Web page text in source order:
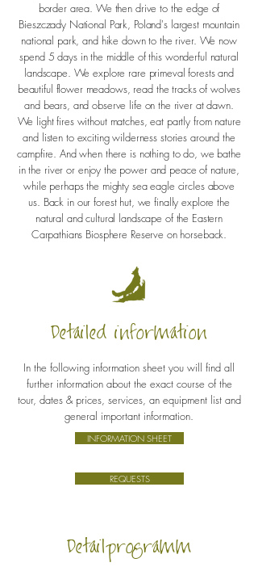
border area. We then drive to the edge of
Bieszczady National Park, Poland's largest mountain
national park, and hike down to the river. We now
spend 5 days in the middle of this wonderful natural
landscape. We explore rare primeval forests and
beautiful flower meadows, read the tracks of wolves
and bears, and observe life on the river at dawn.
We light fires without matches, eat partly from nature
and listen to exciting wilderness stories around the
campfire. And when there is nothing to do, we bathe
in the river or enjoy the power and peace of nature,
while perhaps the mighty sea eagle circles above
us. Back in our forest hut, we finally explore the
natural and cultural landscape of the Eastern
Carpathians Biosphere Reserve on horseback.
Detailed information
In the following information sheet you will find all
further information about the exact course of the
tour, dates & prices, services, an equipment list and
general important information.
INFORMATION SHEET
REQUESTS
Detailprogramm